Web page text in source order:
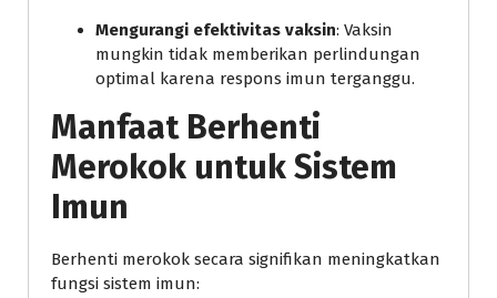
Mengurangi efektivitas vaksin: Vaksin
mungkin tidak memberikan perlindungan
optimal karena respons imun terganggu.
Manfaat Berhenti
Merokok untuk Sistem
Imun
Berhenti merokok secara signifikan meningkatkan
fungsi sistem imun: